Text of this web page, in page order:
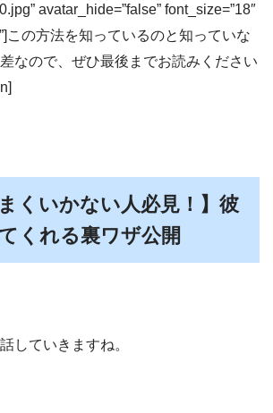
avatar_hide=”false” font_size=”18″
この方法を知っているのと知っていな
なので、ぜひ最後までお読みください
くいかない人必見！】彼
くれる裏ワザ公開
していきますね。